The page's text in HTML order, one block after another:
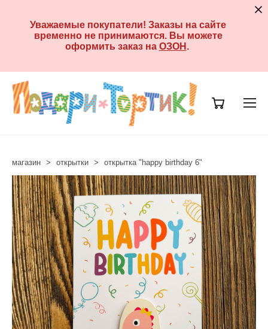
Уважаемые покупатели! Заказы на сайте
временно не принимаются. Вы можете
оформить заказ на ОЗОН .
магазин > открытки > открытка "happy birthday 6"